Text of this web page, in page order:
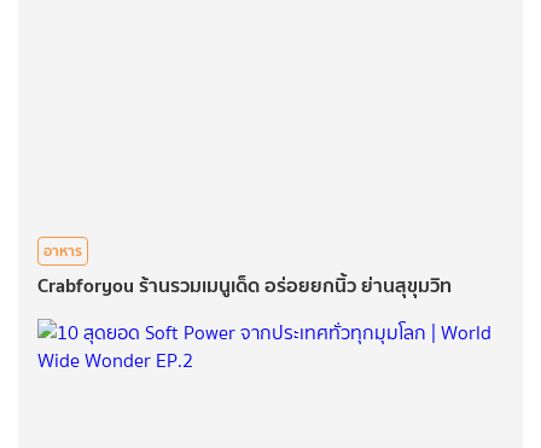
อาหาร
Crabforyou ร้านรวมเมนูเด็ด อร่อยยกนิ้ว ย่านสุขุมวิท